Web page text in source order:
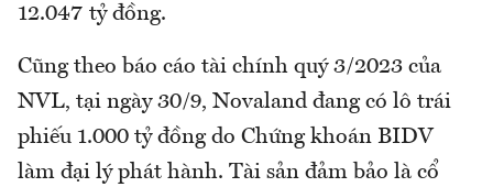
12.047 tỷ đồng.
Cũng theo báo cáo tài chính quý 3/2023 của
NVL, tại ngày 30/9, Novaland đang có lô trái
phiếu 1.000 tỷ đồng do Chứng khoán BIDV
làm đại lý phát hành. Tài sản đảm bảo là cổ